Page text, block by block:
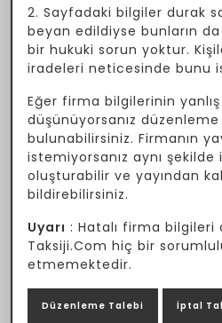
2. Sayfadaki bilgiler durak
beyan edildiyse bunların
bir hukuki sorun yoktur.
iradeleri neticesinde bunu
Eğer firma bilgilerinin
düşünüyorsanız
bulunabilirsiniz. Firmanın
istemiyorsanız aynı
oluşturabilir ve yayından
bildirebilirsiniz.
Uyarı : Hatalı firma
Taksiji.Com hiç bir
etmemektedir.
Düzenleme Talebi İptal